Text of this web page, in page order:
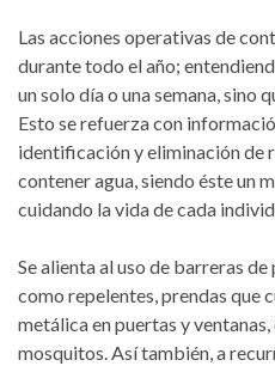
Las acciones operativas de
durante todo el año;
un solo día o una semana, sino
Esto se refuerza con
identificación y eliminación de
contener agua, siendo éste un
cuidando la vida de cada
Se alienta al uso de barreras
como repelentes, prendas que
metálica en puertas y
mosquitos. Así también, a